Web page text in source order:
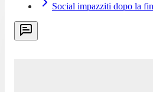
Social impazziti dopo la